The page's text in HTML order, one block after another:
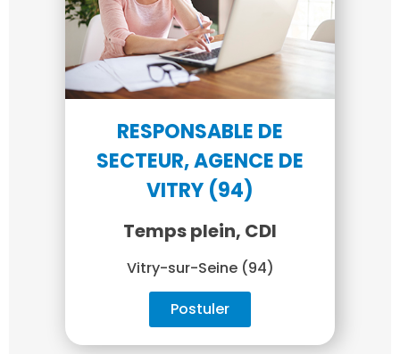
RESPONSABLE DE
SECTEUR, AGENCE DE
VITRY (94)
Temps plein, CDI
Vitry-sur-Seine (94)
Postuler